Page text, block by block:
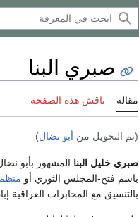
صبري البنا
مقالة ناقش هذه الصفحة
(تم التحويل من أبو نضال)
صبري خليل البنا المشهور بأبو
باسم فتح-المجلس الثوري أو
بالتنسيق مع المخابرات العراقية